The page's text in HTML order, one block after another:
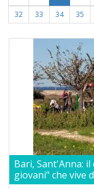
32
33 34 35
Bari, Sant'Anna:
giovani" che vive